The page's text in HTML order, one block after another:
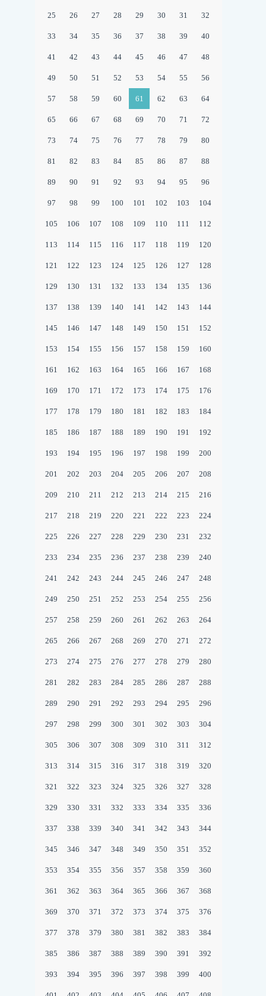
25 26 27 28 29 30 31 32
33 34 35 36 37 38 39 40
41 42 43 44 45 46 47 48
49 50 51 52 53 54 55 56
57 58 59 60 61 62 63 64
65 66 67 68 69 70 71 72
73 74 75 76 77 78 79 80
81 82 83 84 85 86 87 88
89 90 91 92 93 94 95 96
97 98 99 100 101 102 103 104
105 106 107 108 109 110 111 112
113 114 115 116 117 118 119 120
121 122 123 124 125 126 127 128
129 130 131 132 133 134 135 136
137 138 139 140 141 142 143 144
145 146 147 148 149 150 151 152
153 154 155 156 157 158 159 160
161 162 163 164 165 166 167 168
169 170 171 172 173 174 175 176
177 178 179 180 181 182 183 184
185 186 187 188 189 190 191 192
193 194 195 196 197 198 199 200
201 202 203 204 205 206 207 208
209 210 211 212 213 214 215 216
217 218 219 220 221 222 223 224
225 226 227 228 229 230 231 232
233 234 235 236 237 238 239 240
241 242 243 244 245 246 247 248
249 250 251 252 253 254 255 256
257 258 259 260 261 262 263 264
265 266 267 268 269 270 271 272
273 274 275 276 277 278 279 280
281 282 283 284 285 286 287 288
289 290 291 292 293 294 295 296
297 298 299 300 301 302 303 304
305 306 307 308 309 310 311 312
313 314 315 316 317 318 319 320
321 322 323 324 325 326 327 328
329 330 331 332 333 334 335 336
337 338 339 340 341 342 343 344
345 346 347 348 349 350 351 352
353 354 355 356 357 358 359 360
361 362 363 364 365 366 367 368
369 370 371 372 373 374 375 376
377 378 379 380 381 382 383 384
385 386 387 388 389 390 391 392
393 394 395 396 397 398 399 400